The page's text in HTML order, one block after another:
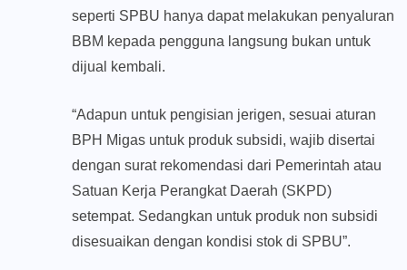
seperti SPBU hanya dapat melakukan penyaluran
BBM kepada pengguna langsung bukan untuk
dijual kembali.
“Adapun untuk pengisian jerigen, sesuai aturan
BPH Migas untuk produk subsidi, wajib disertai
dengan surat rekomendasi dari Pemerintah atau
Satuan Kerja Perangkat Daerah (SKPD)
setempat. Sedangkan untuk produk non subsidi
disesuaikan dengan kondisi stok di SPBU”.